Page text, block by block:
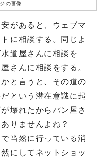
の画像
があると、ウェブマ
に相談する。同じよ
道屋さんに相談を
さんに相談をする。
と言うと、その道の
という潜在意識に起
壊れたからパン屋さ
りませんよね？
当然に行っている消
にしてネットショッ